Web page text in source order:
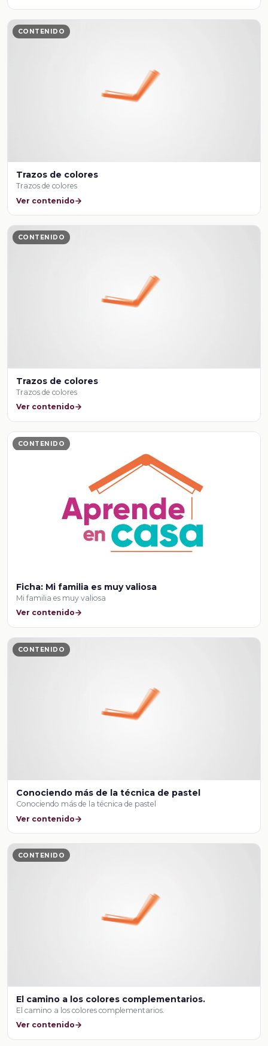
CONTENIDO
Trazos de colores
Trazos de colores
Ver contenido
CONTENIDO
Trazos de colores
Trazos de colores
Ver contenido
CONTENIDO
Ficha: Mi familia es muy valiosa
Mi familia es muy valiosa
Ver contenido
CONTENIDO
Conociendo más de la técnica de pastel
Conociendo más de la técnica de pastel
Ver contenido
CONTENIDO
El camino a los colores complementarios.
El camino a los colores complementarios.
Ver contenido